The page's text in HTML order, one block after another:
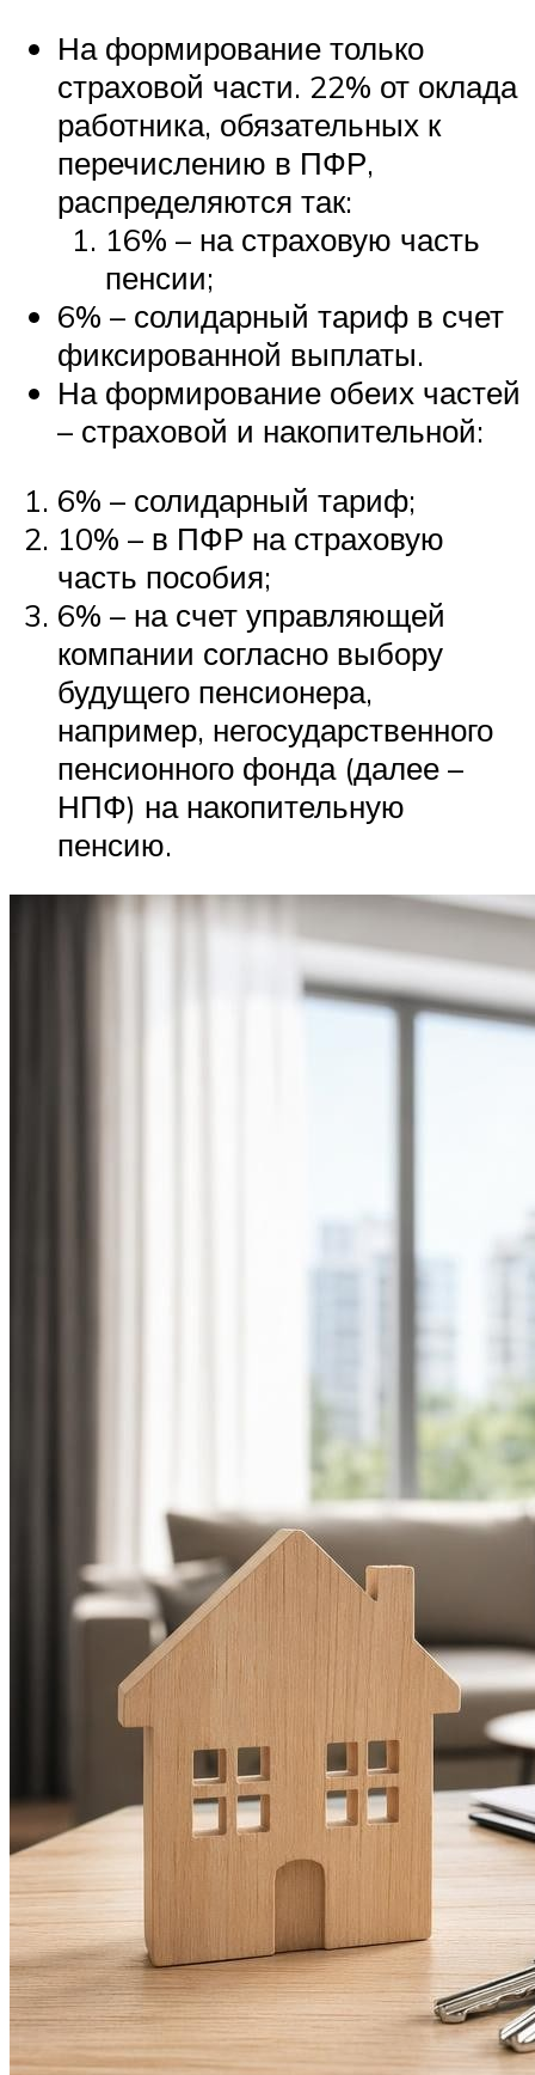
На формирование только
страховой части. 22% от оклада
работника, обязательных к
перечислению в ПФР,
распределяются так:
16% – на страховую часть
пенсии;
6% – солидарный тариф в счет
фиксированной выплаты.
На формирование обеих частей
– страховой и накопительной:
6% – солидарный тариф;
10% – в ПФР на страховую
часть пособия;
6% – на счет управляющей
компании согласно выбору
будущего пенсионера,
например, негосударственного
пенсионного фонда (далее –
НПФ) на накопительную
пенсию.